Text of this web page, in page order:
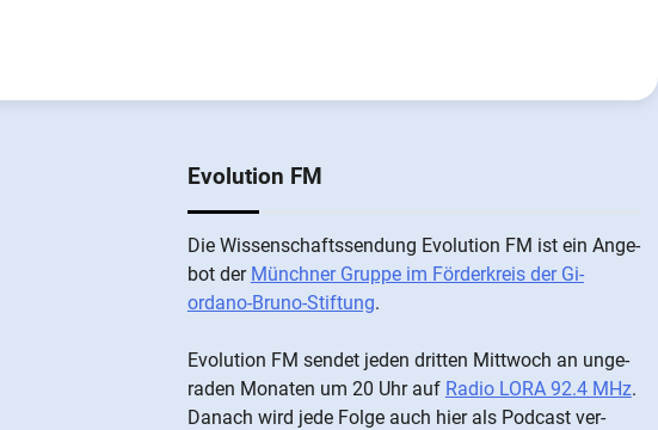
Evolution FM
Die Wis­sen­schafts­send­ung Evolution FM ist ein An­ge­
bot der Münch­ner Grup­pe im För­der­kreis der Gi­
ordano-Bruno-Stiftung.
Evolution FM sen­det je­den drit­ten Mitt­woch an un­ge­
ra­den Mo­nat­en um 20 Uhr auf Radio LORA 92.4 MHz.
Da­nach wird je­de Fol­ge auch hier als Pod­cast ver­